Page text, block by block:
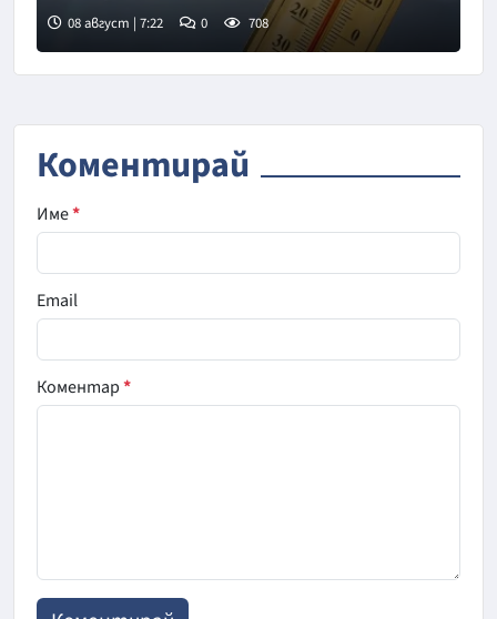
08 август | 7:22 0 708
Коментирай
Име*
Email
Коментар*